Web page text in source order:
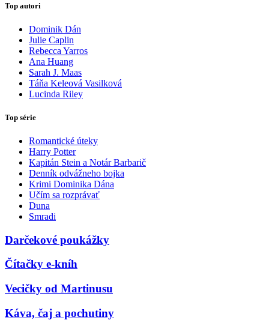
Top autori
Dominik Dán
Julie Caplin
Rebecca Yarros
Ana Huang
Sarah J. Maas
Táňa Keleová Vasilková
Lucinda Riley
Top série
Romantické úteky
Harry Potter
Kapitán Stein a Notár Barbarič
Denník odvážneho bojka
Krimi Dominika Dána
Učím sa rozprávať
Duna
Smradi
Darčekové poukážky
Čítačky e-kníh
Vecičky od Martinusu
Káva, čaj a pochutiny